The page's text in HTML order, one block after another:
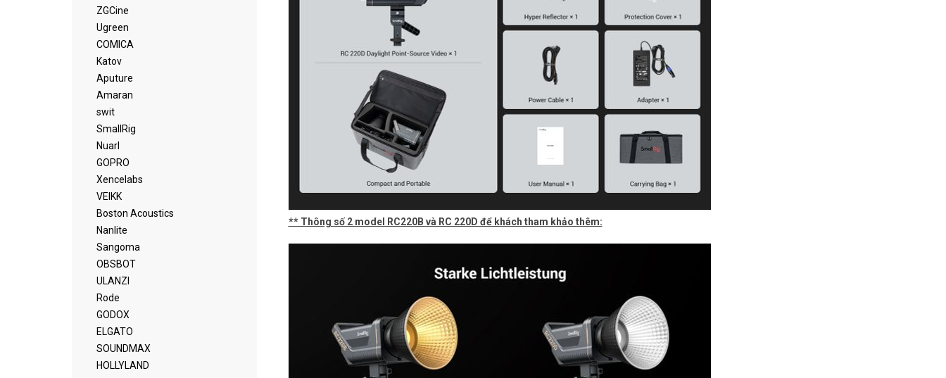
** Thông số 2 model RC220B và RC 220D để khách tham khảo thêm:
ZGCine
Ugreen
COMICA
Katov
Aputure
Amaran
swit
SmallRig
Nuarl
GOPRO
Xencelabs
VEIKK
Boston Acoustics
Nanlite
Sangoma
OBSBOT
ULANZI
Rode
GODOX
ELGATO
SOUNDMAX
HOLLYLAND